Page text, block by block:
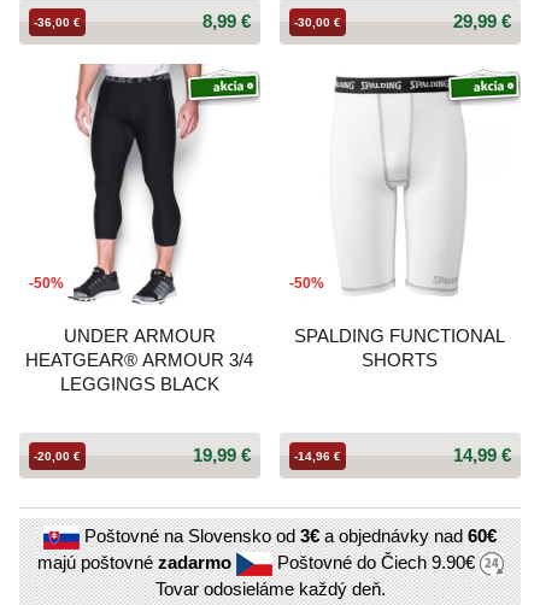
8,99 €
-36,00 € 29,99 €
-30,00 €
-50%
UNDER ARMOUR
HEATGEAR® ARMOUR 3/4
LEGGINGS BLACK
19,99 €
-20,00 €
-50%
SPALDING FUNCTIONAL
SHORTS
14,99 €
-14,96 €
Poštovné na Slovensko od3€a objednávky nad60€
majú poštovnézadarmo Poštovné do Čiech9.90€
Tovar odosieláme každý deň.